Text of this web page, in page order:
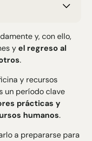
y, con ello,
yel regreso al
.
y recursos
un período clave
prácticas y
humanos.
a prepararse para